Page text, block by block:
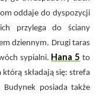
oddaje do dyspozycji
przylega do ściany
dziennym. Drugi taras
sypialni. Hana 5 to
składają się: strefa
posiada także